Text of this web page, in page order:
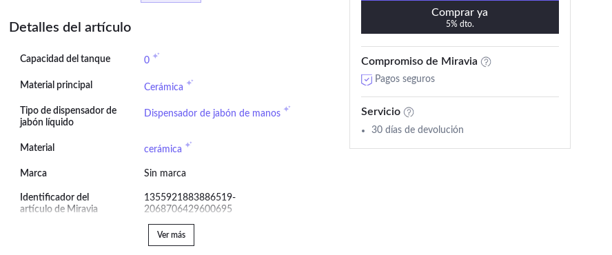
Detalles del artículo
Capacidad del tanque 0
Material principal Cerámica
Tipo de dispensador de
jabón líquido
Dispensador de jabón de manos
Material cerámica
Marca Sin marca
Identificador del
artículo de Miravia
1355921883886519-
2068706429600695
Ver más
Comprar ya
5% dto.
Compromiso de Miravia
Pagos seguros
Servicio
30 días de devolución